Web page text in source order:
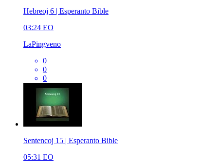
Hebreoj 6 | Esperanto Bible
03:24 EO
LaPingveno
0
0
0
Sentencoj 15 | Esperanto Bible
05:31 EO